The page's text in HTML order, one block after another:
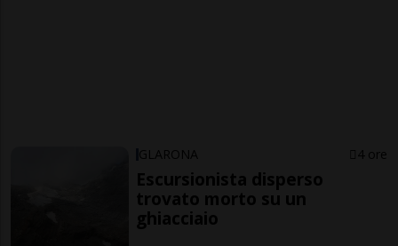
GLARONA 4 ore
Escursionista disperso
trovato morto su un
ghiacciaio